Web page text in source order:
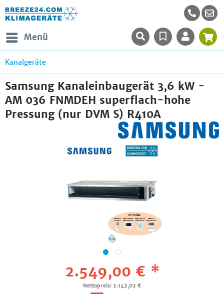
Menü
Kanalgeräte
Samsung Kanaleinbaugerät 3,6 kW -
AM 036 FNMDEH superflach-hohe
Pressung (nur DVM S) R410A
2.549,00 € *
Nettopreis: 2.142,02 €